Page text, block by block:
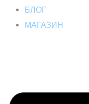
БЛОГ
МАГАЗИН